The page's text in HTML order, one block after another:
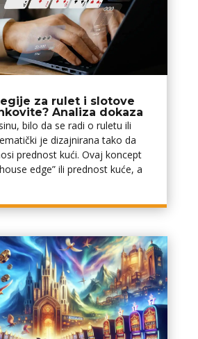
za rulet i slotove
Analiza dokaza
bilo da se radi o ruletu ili
je dizajnirana tako da
prednost kući. Ovaj koncept
edge” ili prednost kuće, a